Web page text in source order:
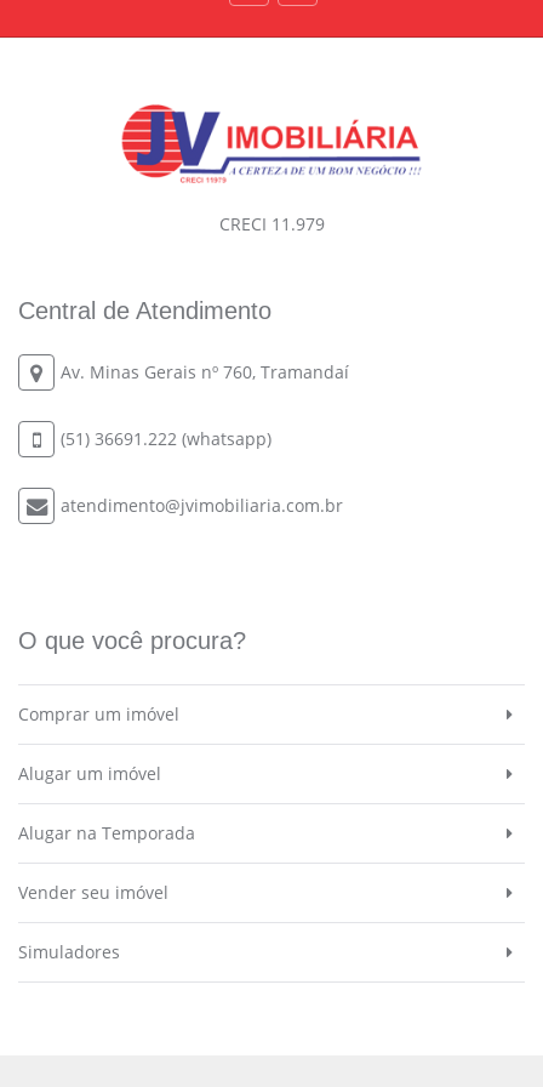
CRECI 11.979
Central de Atendimento
Av. Minas Gerais nº 760, Tramandaí
(51) 36691.222 (whatsapp)
atendimento@jvimobiliaria.com.br
O que você procura?
Comprar um imóvel
Alugar um imóvel
Alugar na Temporada
Vender seu imóvel
Simuladores